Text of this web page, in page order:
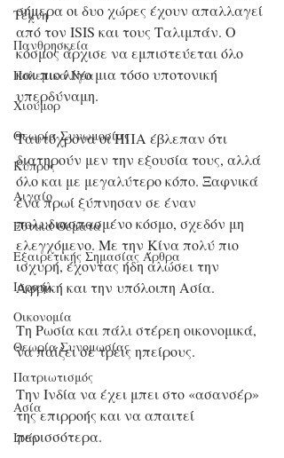
Τέχνη
Πανθρησκεία
Πολεμικά Νέα
Χιούμορ
Θεωρία Συνωμοσίας
Κύπρος
Αιγαίο
Εθνικά Θέματα
Εξαιρετικής Σημασίας Άρθρα
Ισραήλ
Οικονομία
Θεωρία Συνομωσίας
Πατριωτισμός
Ασία
Ιράν
σήμερα οι δυο χώρες έχουν απαλλαγεί
από τον ISIS και τους Ταλιμπάν. Ο
κόσμος άρχισε να εμπιστεύεται όλο
και πιο λίγο μια τόσο υποτονική
υπερδύναμη.
Ταυτόχρονα οι ΗΠΑ έβλεπαν ότι
διατηρούν μεν την εξουσία τους, αλλά
όλο και με μεγαλύτερο κόπο. Ξαφνικά
ένα πρωί ξύπνησαν σε έναν
πολυδιασπασμένο κόσμο, σχεδόν μη
ελεγχόμενο. Με την Κίνα πολύ πιο
ισχυρή, έχοντας ήδη αλώσει την
Αφρική και την υπόλοιπη Ασία.
Τη Ρωσία και πάλι στέρεη οικονομικά,
να παίζει σε τρεις ηπείρους.
Την Ινδία να έχει μπει στο «ασανσέρ»
της επιρροής και να απαιτεί
περισσότερα.